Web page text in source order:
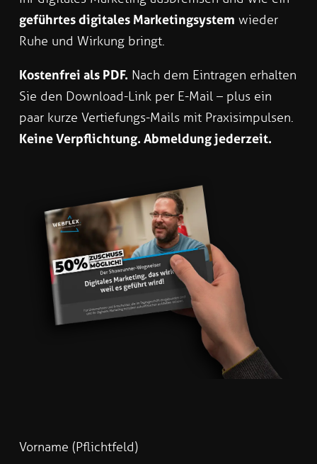
geführtes digitales Marketingsystem wieder
Ruhe und Wirkung bringt.
Kostenfrei als PDF. Nach dem Eintragen erhalten
Sie den Download-Link per E-Mail – plus ein
paar kurze Vertiefungs-Mails mit Praxisimpulsen.
Keine Verpflichtung. Abmeldung jederzeit.
Vorname (Pflichtfeld)